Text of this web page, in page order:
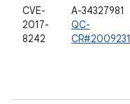
CVE-
2017-
8242
A-34327981
QC-
CR#2009231